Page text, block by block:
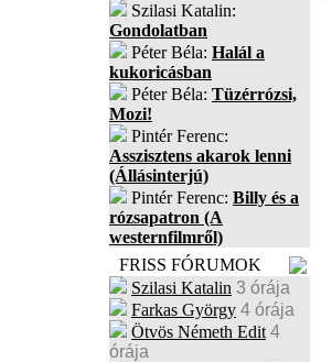
Szilasi Katalin:
Gondolatban
Péter Béla: Halál a
kukoricásban
Péter Béla: Tüzérrózsi,
Mozi!
Pintér Ferenc:
Asszisztens akarok lenni
(Állásinterjú)
Pintér Ferenc: Billy és a
rózsapatron (A
westernfilmről)
FRISS FÓRUMOK
Szilasi Katalin 3 órája
Farkas György 4 órája
Ötvös Németh Edit 4
órája